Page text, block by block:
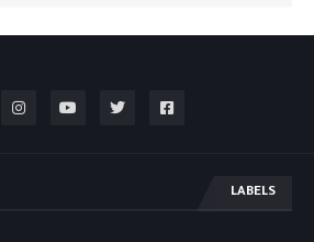
LABELS